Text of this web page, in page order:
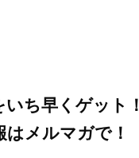
いち早くゲット！
はメルマガで！